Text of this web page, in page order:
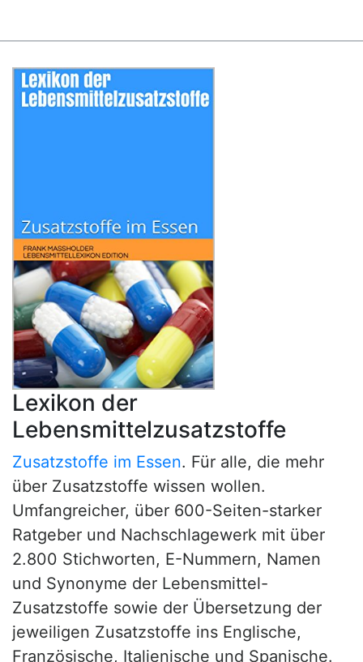
Lexikon der
Lebensmittelzusatzstoffe
Zusatzstoffe im Essen. Für alle, die mehr
über Zusatzstoffe wissen wollen.
Umfangreicher, über 600-Seiten-starker
Ratgeber und Nachschlagewerk mit über
2.800 Stichworten, E-Nummern, Namen
und Synonyme der Lebensmittel-
Zusatzstoffe sowie der Übersetzung der
jeweiligen Zusatzstoffe ins Englische,
Französische, Italienische und Spanische.